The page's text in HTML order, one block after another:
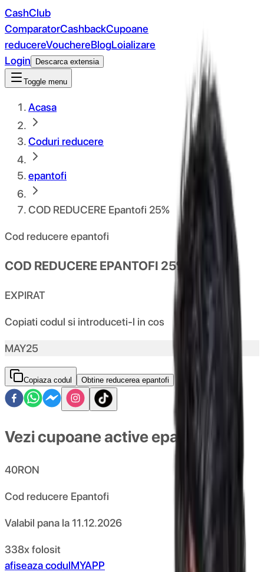
CashClub
ComparatorCashbackCupoane
reducereVouchereBlogLoializare
Login
Descarca extensia
Toggle menu
Acasa
Coduri reducere
epantofi
COD REDUCERE Epantofi 25%
Cod reducere epantofi
COD REDUCERE EPANTOFI 25%
EXPIRAT
Copiati codul si introduceti-l in cos
MAY25
Copiaza codul Obtine reducerea epantofi
Vezi cupoane active epantofi
40RON
Cod reducere Epantofi
Valabil pana la11.12.2026
338x folosit
afiseaza codulMYAPP